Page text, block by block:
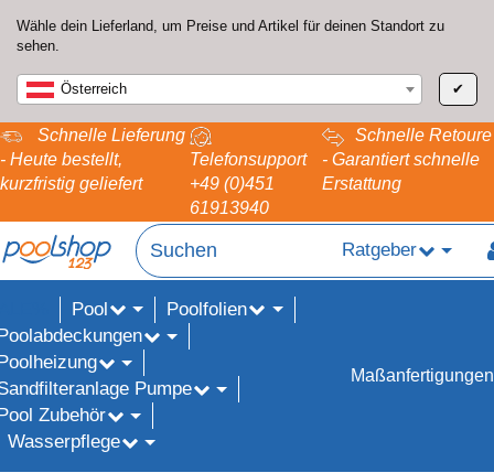
Wähle dein Lieferland, um Preise und Artikel für deinen Standort zu
sehen.
Österreich ✔
Schnelle Lieferung
- Heute bestellt,
kurzfristig geliefert
Telefonsupport
+49 (0)451
61913940
Schnelle Retoure
- Garantiert schnelle
Erstattung
Ratgeber
Pool
Poolfolien
Pumpe
Zubehör
Wasserpflege
Maßanfertigungen